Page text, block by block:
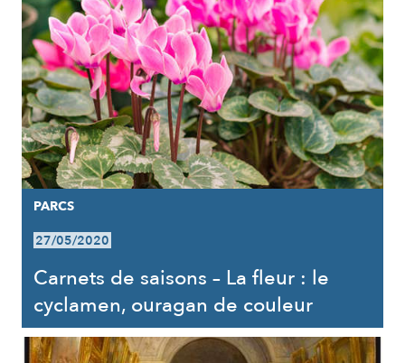
PARCS
27/05/2020
Carnets de saisons – La fleur : le
cyclamen, ouragan de couleur